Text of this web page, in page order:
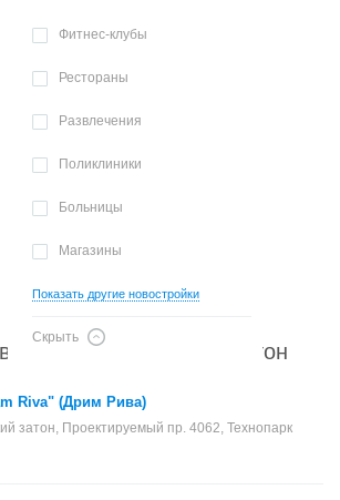
Фитнес-клубы
Рестораны
Развлечения
Поликлиники
Больницы
Магазины
Показать другие новостройки
Скрыть
районе Нагатинский затон
Riva" (Дрим Рива)
затон, Проектируемый пр. 4062, Технопарк